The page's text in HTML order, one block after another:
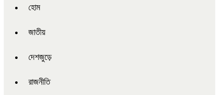
হোম
জাতীয়
দেশজুড়ে
রাজনীতি